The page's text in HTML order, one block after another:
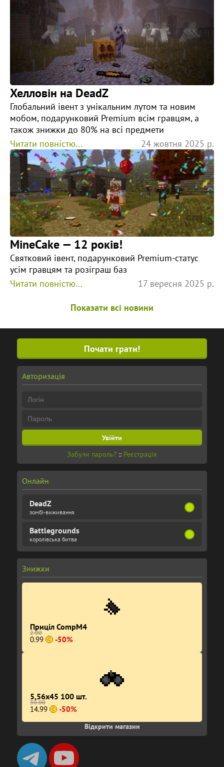
Хелловін на DeadZ
Глобальний івент з унікальним лутом та новим
мобом, подарунковий Premium всім гравцям, а
також знижки до 80% на всі предмети
Читати повністю...
24 жовтня 2025 р.
MineCake — 12 років!
Святковий івент, подарунковий Premium-статус
усім гравцям та розіграш баз
Читати повністю...
17 вересня 2025 р.
Показати всі новини
Почати грати!
Авторизація
Забули пароль? :: Реєстрація
Онлайн
DeadZ
зомбі-виживання
Battlegrounds
королівська битва
Знижки
Приціл CompM4
2.00
0.99 -50%
5,56x45 100 шт.
30.00
14.99 -50%
Відкрити магазин